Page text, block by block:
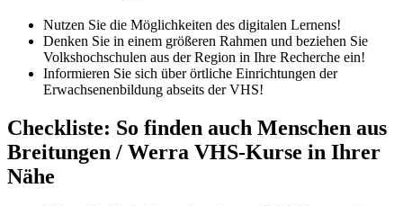
Nutzen Sie die Möglichkeiten des digitalen Lernens!
Denken Sie in einem größeren Rahmen und beziehen Sie
Volkshochschulen aus der Region in Ihre Recherche ein!
Informieren Sie sich über örtliche Einrichtungen der
Erwachsenenbildung abseits der VHS!
Checkliste: So finden auch Menschen aus
Breitungen / Werra VHS-Kurse in Ihrer
Nähe